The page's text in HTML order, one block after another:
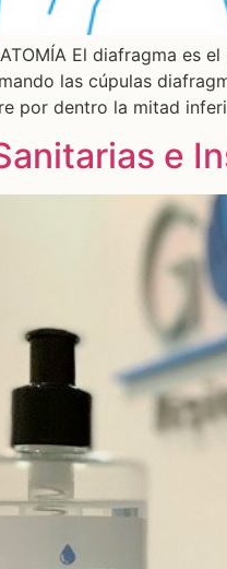
El diafragma
las cúpulas
por dentro la mitad
e